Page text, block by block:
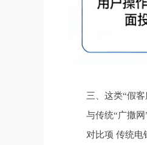
三、这类“假
与传统“广撒网
对比项 传统电